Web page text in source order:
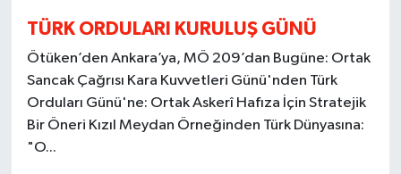
TÜRK ORDULARI KURULUŞ GÜNÜ
Ötüken’den Ankara’ya, MÖ 209’dan Bugüne: Ortak
Sancak Çağrısı Kara Kuvvetleri Günü'nden Türk
Orduları Günü'ne: Ortak Askerî Hafıza İçin Stratejik
Bir Öneri Kızıl Meydan Örneğinden Türk Dünyasına:
"O...